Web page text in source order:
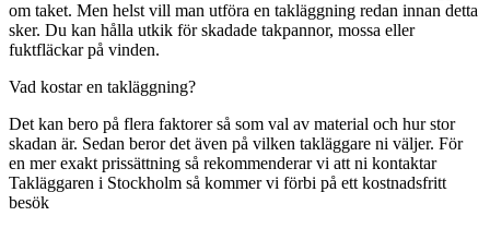
om taket. Men helst vill man utföra en takläggning redan innan detta
sker. Du kan hålla utkik för skadade takpannor, mossa eller
fuktfläckar på vinden.
Vad kostar en takläggning?
Det kan bero på flera faktorer så som val av material och hur stor
skadan är. Sedan beror det även på vilken takläggare ni väljer. För
en mer exakt prissättning så rekommenderar vi att ni kontaktar
Takläggaren i Stockholm så kommer vi förbi på ett kostnadsfritt
besök